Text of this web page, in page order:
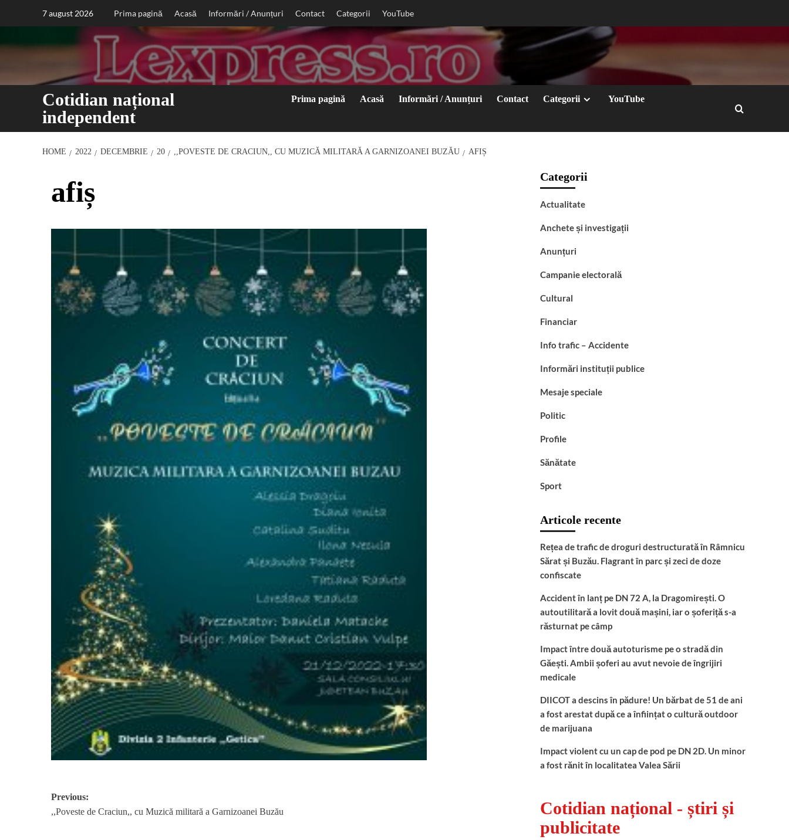
7 august 2026 Prima pagină Acasă Informări / Anunțuri Contact Categorii YouTube
Cotidian național
independent
Prima pagină Acasă Informări / Anunțuri Contact Categorii YouTube
HOME 2022 DECEMBRIE 20 ,,POVESTE DE CRACIUN,, CU MUZICĂ MILITARĂ A GARNIZOANEI BUZĂU AFIȘ
afiș
Post
navigation
Previous:
,,Poveste de Craciun,, cu Muzică militară a Garnizoanei Buzău
Categorii
Actualitate
Anchete și investigații
Anunțuri
Campanie electorală
Cultural
Financiar
Info trafic – Accidente
Informări instituții publice
Mesaje speciale
Politic
Profile
Sănătate
Sport
Articole recente
Rețea de trafic de droguri destructurată în Râmnicu
Sărat și Buzău. Flagrant în parc și zeci de doze
confiscate
Accident în lanț pe DN 72 A, la Dragomirești. O
autoutilitară a lovit două mașini, iar o șoferiță s-a
răsturnat pe câmp
Impact între două autoturisme pe o stradă din
Găești. Ambii șoferi au avut nevoie de îngrijiri
medicale
DIICOT a descins în pădure! Un bărbat de 51 de ani
a fost arestat după ce a înființat o cultură outdoor
de marijuana
Impact violent cu un cap de pod pe DN 2D. Un minor
a fost rănit în localitatea Valea Sării
Cotidian național - știri și
publicitate